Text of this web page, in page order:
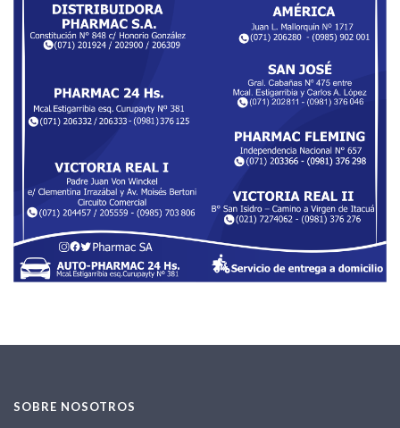
SOBRE NOSOTROS